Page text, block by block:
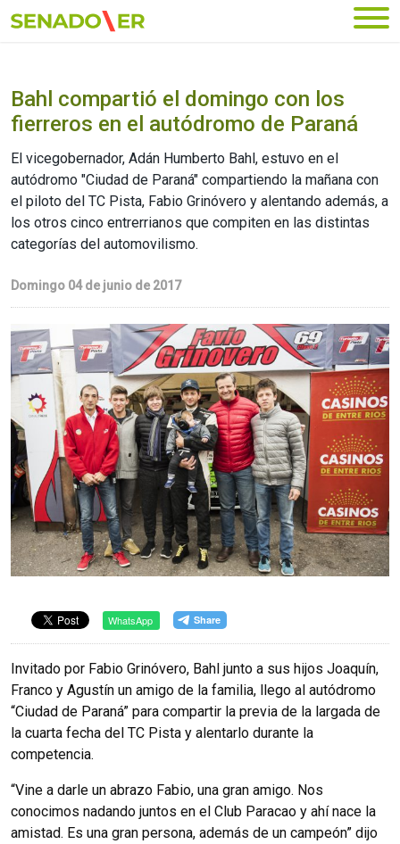
Ir al menú principal
Bahl compartió el domingo con los
fierreros en el autódromo de Paraná
El vicegobernador, Adán Humberto Bahl, estuvo en el
autódromo "Ciudad de Paraná" compartiendo la mañana con
el piloto del TC Pista, Fabio Grinóvero y alentando además, a
los otros cinco entrerrianos que compiten en las distintas
categorías del automovilismo.
Domingo 04 de junio de 2017
WhatsApp
Invitado por Fabio Grinóvero, Bahl junto a sus hijos Joaquín,
Franco y Agustín un amigo de la familia, llego al autódromo
“Ciudad de Paraná” para compartir la previa de la largada de
la cuarta fecha del TC Pista y alentarlo durante la
competencia.
“Vine a darle un abrazo Fabio, una gran amigo. Nos
conocimos nadando juntos en el Club Paracao y ahí nace la
amistad. Es una gran persona, además de un campeón” dijo